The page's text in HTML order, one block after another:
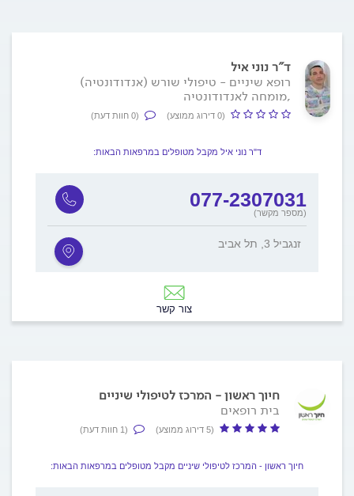
ד"ר נוני איל
רופא שיניים - טיפולי שורש (אנדודונטיה)
,מומחה לאנדודונטיה
(0 דירוג ממוצע) (0 חוות דעת)
ד"ר נוני איל מקבל מטופלים במרפאות הבאות:
077-2307031
(מספר מקשר)
זנגביל 3, תל אביב
צור קשר
חיוך ראשון - המרכז לטיפולי שיניים
בית רופאים
(5 דירוג ממוצע) (1 חוות דעת)
חיוך ראשון - המרכז לטיפולי שיניים מקבל מטופלים במרפאות הבאות: